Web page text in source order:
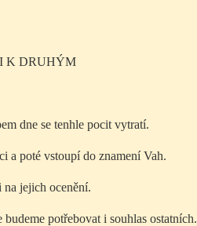
K DRUHÝM
dne se tenhle pocit vytratí.
a poté vstoupí do znamení Vah.
jejich ocenění.
potřebovat i souhlas ostatních.